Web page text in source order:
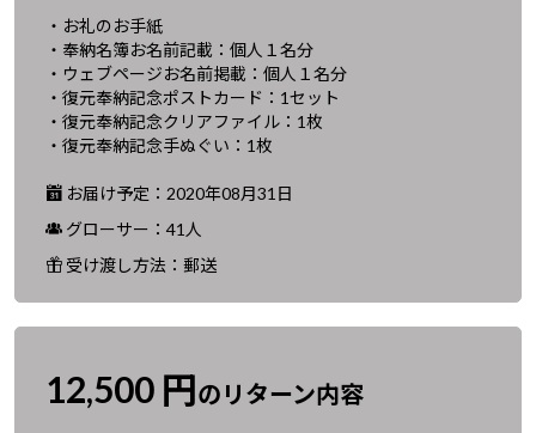
・お礼のお手紙
・奉納名簿お名前記載：個人１名分
・ウェブページお名前掲載：個人１名分
・復元奉納記念ポストカード：1セット
・復元奉納記念クリアファイル：1枚
・復元奉納記念手ぬぐい：1枚
お届け予定：2020年08月31日
グローサー：41人
受け渡し方法：郵送
12,500 円のリターン内容